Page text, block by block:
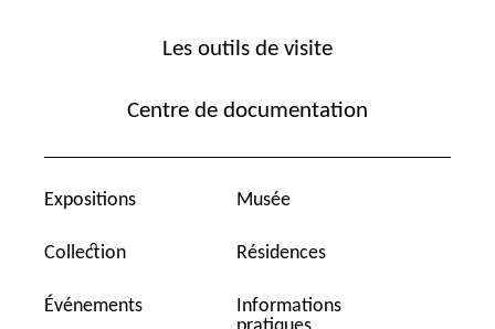
Les outils de visite
Centre de documentation
Expositions
Collection
Événements
Musée
Résidences
Informations